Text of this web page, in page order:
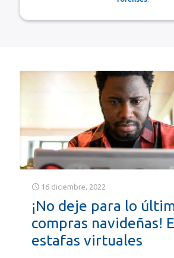
16 diciembre, 2022
¡No deje para lo
compras navideñas!
estafas virtuales